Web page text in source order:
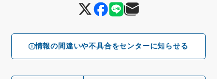
情報の間違いや不具合をセンターに知らせる